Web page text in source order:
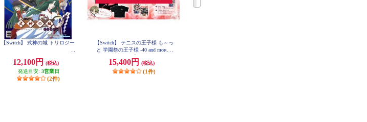
【Switch】 式神の城 トリロジー
12,100円
(税込)
発送目安: 3営業日
(2件)
【Switch】 テニスの王子様 も～っ
と 学園祭の王子様 -40 and more...
らいエディション
15,400円 (税込)
(1件)